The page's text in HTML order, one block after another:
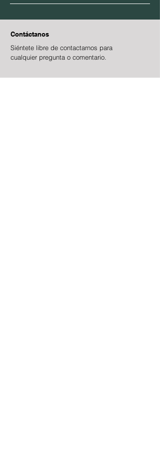
Contáctanos
Siéntete libre de contactarnos para
cualquier pregunta o comentario.